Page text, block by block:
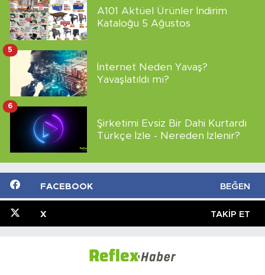
A101 Aktüel Ürünler İndirim
Kataloğu 5 Ağustos
İnternet Neden Yavaş?
Yavaşlatıldı mı?
5
Şirketimi Evsiz Bir Dahi Kurtardı
Türkçe İzle - Nereden İzlenir?
6
FACEBOOK BEĞEN
X TAKIP ET